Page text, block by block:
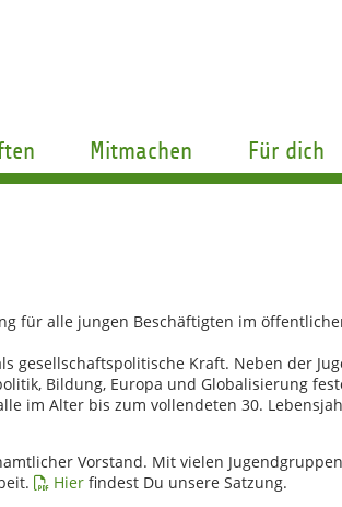
Mitmachen Für dich
für alle jungen Beschäftigten im
gesellschaftspolitische Kraft. Neben der
Bildung, Europa und Globalisierung
im Alter bis zum vollendeten 30.
Vorstand. Mit vielen
Hier findest Du unsere Satzung.